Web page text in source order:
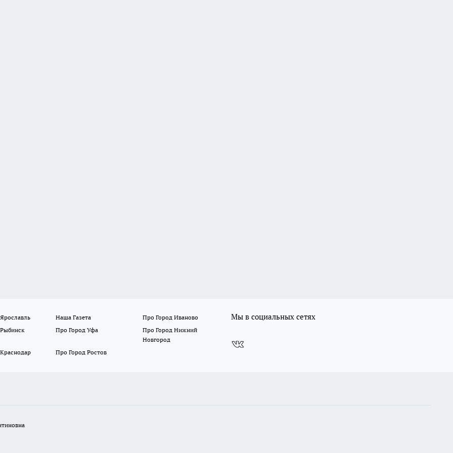
Наша Газета
Про Город Иваново
Про Город Уфа
Про Город Нижний
Новгород
Про Город Ростов
Мы в социальных сетях